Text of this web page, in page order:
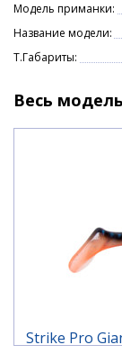
Модель приманки:
Название модели:
Т.Габариты:
Весь
Strike Pro